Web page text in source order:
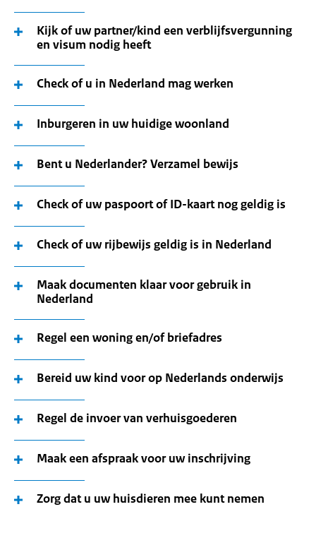
Kijk of uw partner/kind een verblijfsvergunning
en visum nodig heeft
Check of u in Nederland mag werken
Inburgeren in uw huidige woonland
Bent u Nederlander? Verzamel bewijs
Check of uw paspoort of ID-kaart nog geldig is
Check of uw rijbewijs geldig is in Nederland
Maak documenten klaar voor gebruik in
Nederland
Regel een woning en/of briefadres
Bereid uw kind voor op Nederlands onderwijs
Regel de invoer van verhuisgoederen
Maak een afspraak voor uw inschrijving
Zorg dat u uw huisdieren mee kunt nemen